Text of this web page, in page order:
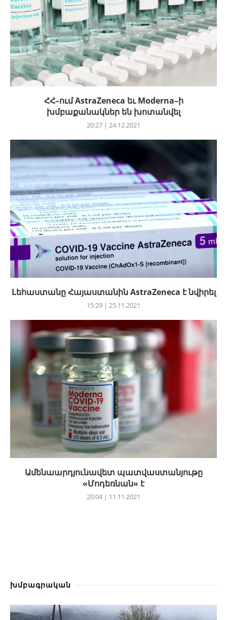
ՀՀ–ում AstraZeneca եւ Moderna–ի
խմբաքանակներ են խոտանվել
20:27 | 24.12.2021
Լեհաստանը Հայաստանին AstraZeneca է նվիրել
15:29 | 25.11.2021
Ամենաարդյունավետ պատվաստանյութը
«Մոդեռնան» է
20:04 | 11.11.2021
խմբագրական